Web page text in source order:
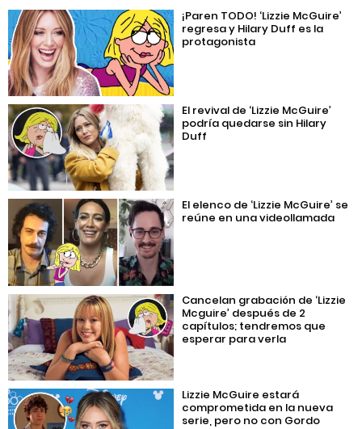
¡Paren TODO! ‘Lizzie McGuire’
regresa y Hilary Duff es la
protagonista
El revival de ‘Lizzie McGuire’
podría quedarse sin Hilary
Duff
El elenco de ‘Lizzie McGuire’ se
reúne en una videollamada
Cancelan grabación de ‘Lizzie
Mcguire’ después de 2
capítulos; tendremos que
esperar para verla
Lizzie McGuire estará
comprometida en la nueva
serie, pero no con Gordo